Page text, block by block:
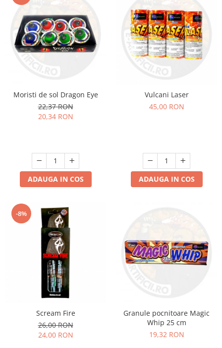
Moristi de sol Dragon Eye
22,37 RON
20,34 RON
ADAUGA IN COS
Vulcani Laser
45,00 RON
ADAUGA IN COS
-8%
Scream Fire
26,00 RON
24,00 RON
Granule pocnitoare Magic
Whip 25 cm
19,32 RON